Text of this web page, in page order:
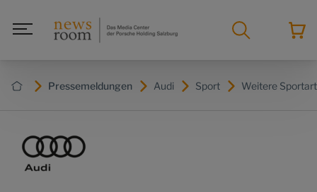
Pressemeldungen Audi Sport Weitere